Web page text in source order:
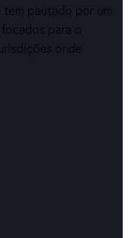
tem pautado por um
para o
onde